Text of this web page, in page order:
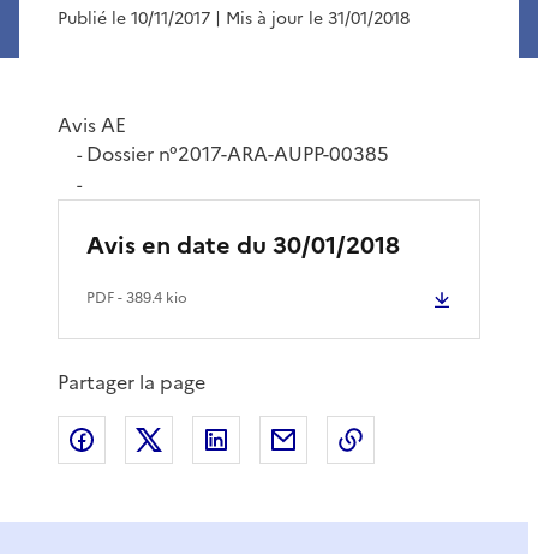
Publié le 10/11/2017 | Mis à jour le 31/01/2018
Avis AE
-Dossier n°2017-ARA-AUPP-00385
-
Avis en date du 30/01/2018
PDF- 389.4 kio
Partager la page
Partager sur Facebook
Partager sur XPartager sur LinkedIn
Partager par email